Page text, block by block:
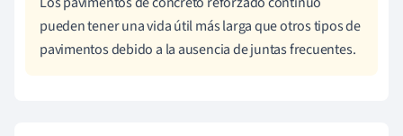
pueden tener una vida útil más larga que otros tipos de
pavimentos debido a la ausencia de juntas frecuentes.